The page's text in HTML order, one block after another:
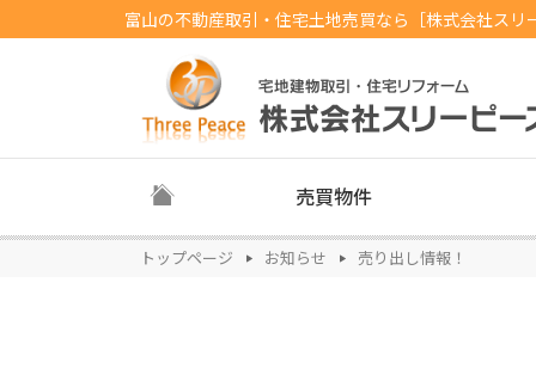
富山の不動産取引・住宅土地売買なら［株式会社スリ
売買物件
トップページ お知らせ 売り出し情報！